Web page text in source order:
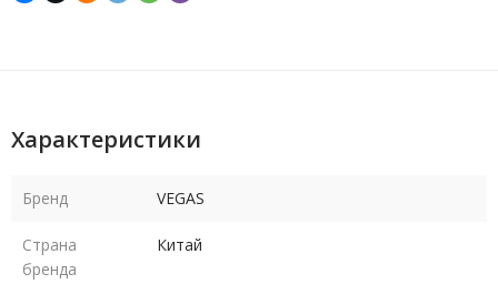
Характеристики
Бренд VEGAS
Страна
бренда
Китай